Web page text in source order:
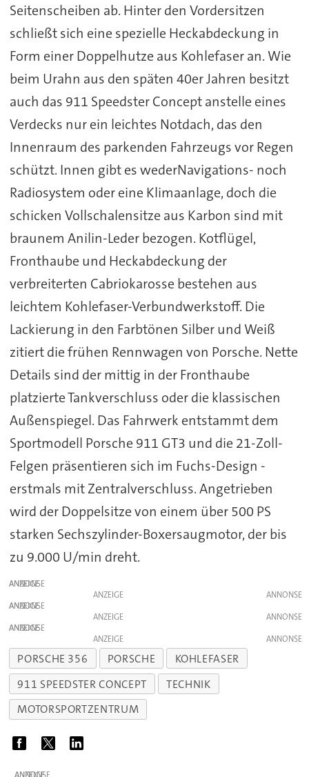
Seitenscheiben ab. Hinter den Vordersitzen
schließt sich eine spezielle Heckabdeckung in
Form einer Doppelhutze aus Kohlefaser an. Wie
beim Urahn aus den späten 40er Jahren besitzt
auch das 911 Speedster Concept anstelle eines
Verdecks nur ein leichtes Notdach, das den
Innenraum des parkenden Fahrzeugs vor Regen
schützt. Innen gibt es wederNavigations- noch
Radiosystem oder eine Klimaanlage, doch die
schicken Vollschalensitze aus Karbon sind mit
braunem Anilin-Leder bezogen. Kotflügel,
Fronthaube und Heckabdeckung der
verbreiterten Cabriokarosse bestehen aus
leichtem Kohlefaser-Verbundwerkstoff. Die
Lackierung in den Farbtönen Silber und Weiß
zitiert die frühen Rennwagen von Porsche. Nette
Details sind der mittig in der Fronthaube
platzierte Tankverschluss oder die klassischen
Außenspiegel. Das Fahrwerk entstammt dem
Sportmodell Porsche 911 GT3 und die 21-Zoll-
Felgen präsentieren sich im Fuchs-Design -
erstmals mit Zentralverschluss. Angetrieben
wird der Doppelsitze von einem über 500 PS
starken Sechszylinder-Boxersaugmotor, der bis
zu 9.000 U/min dreht.
ANZEIGE
ANZEIGE
ANZEIGE
ANZEIGE
ANZEIGE
ANZEIGE
PORSCHE 356 PORSCHE
KOHLEFASER
911 SPEEDSTER CONCEPT
TECHNIK
MOTORSPORTZENTRUM